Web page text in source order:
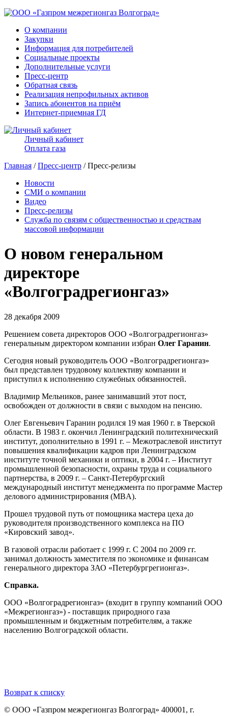
О компании
Закупки
Информация для потребителей
Социальные проекты
Дополнительные услуги
Пресс-центр
Обратная связь
Реализация непрофильных активов
Запись абонентов на приём
Интернет-приемная ГД
Личный кабинет
Оплата газа
Главная /Пресс-центр / Пресс-релизы
Новости
СМИ о компании
Видео
Пресс-релизы
Служба по связям с общественностью и средствам
массовой информации
О новом генеральном
директоре
«Волгоградрегионгаз»
28 декабря 2009
Решением совета директоров ООО «Волгоградрегионгаз»
генеральным директором компании избран Олег Гаранин.
Сегодня новый руководитель ООО «Волгоградрегионгаз»
был представлен трудовому коллективу компании и
приступил к исполнению служебных обязанностей.
Владимир Мельников, ранее занимавший этот пост,
освобожден от должности в связи с выходом на пенсию.
Олег Евгеньевич Гаранин родился 19 мая 1960 г. в Тверской
области. В 1983 г. окончил Ленинградский политехнический
институт, дополнительно в 1991 г. – Межотраслевой институт
повышения квалификации кадров при Ленинградском
институте точной механики и оптики, в 2004 г. – Институт
промышленной безопасности, охраны труда и социального
партнерства, в 2009 г. – Санкт-Петербургский
международный институт менеджмента по программе Мастер
делового администрирования (MBA).
Прошел трудовой путь от помощника мастера цеха до
руководителя производственного комплекса на ПО
«Кировский завод».
В газовой отрасли работает с 1999 г. С 2004 по 2009 гг.
занимал должность заместителя по экономике и финансам
генерального директора ЗАО «Петербургрегионгаз».
Справка.
ООО «Волгоградрегионгаз» (входит в группу компаний ООО
«Межрегионгаз») - поставщик природного газа
промышленным и бюджетным потребителям, а также
населению Волгоградской области.
Возврат к списку
© ООО «Газпром межрегионгаз Волгоград» 400001, г.